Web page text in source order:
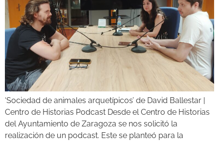
‘Sociedad de animales arquetípicos’ de David Ballestar |
Centro de Historias Podcast Desde el Centro de Historias
del Ayuntamiento de Zaragoza se nos solicitó la
realización de un podcast. Este se planteó para la